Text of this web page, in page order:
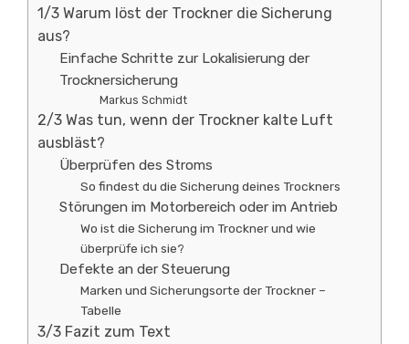
1/3 Warum löst der Trockner die Sicherung
aus?
Einfache Schritte zur Lokalisierung der
Trocknersicherung
Markus Schmidt
2/3 Was tun, wenn der Trockner kalte Luft
ausbläst?
Überprüfen des Stroms
So findest du die Sicherung deines Trockners
Störungen im Motorbereich oder im Antrieb
Wo ist die Sicherung im Trockner und wie
überprüfe ich sie?
Defekte an der Steuerung
Marken und Sicherungsorte der Trockner –
Tabelle
3/3 Fazit zum Text